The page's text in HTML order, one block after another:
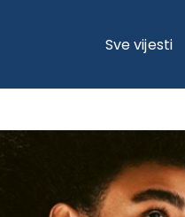
Sve vijesti